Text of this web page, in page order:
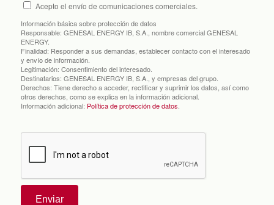
Acepto el envío de comunicaciones comerciales.
Información básica sobre protección de datos
Responsable: GENESAL ENERGY IB, S.A., nombre comercial GENESAL
ENERGY.
Finalidad: Responder a sus demandas, establecer contacto con el interesado
y envío de información.
Legitimación: Consentimiento del interesado.
Destinatarios: GENESAL ENERGY IB, S.A., y empresas del grupo.
Derechos: Tiene derecho a acceder, rectificar y suprimir los datos, así como
otros derechos, como se explica en la información adicional.
Información adicional: Política de protección de datos
Enviar